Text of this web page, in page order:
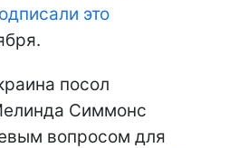
это
посол
Симмонс
вопросом для